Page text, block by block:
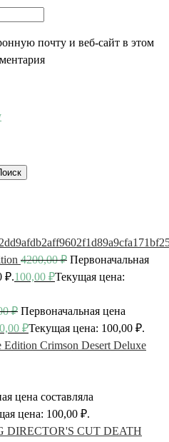
почту и веб-сайт в этом
4200,00₽ Первоначальная
₽.100,00 ₽Текущая цена:
₽ Первоначальная цена
₽Текущая цена: 100,00 ₽.
Crimson Desert Deluxe
цена составляла
цена: 100,00 ₽.
DEATH